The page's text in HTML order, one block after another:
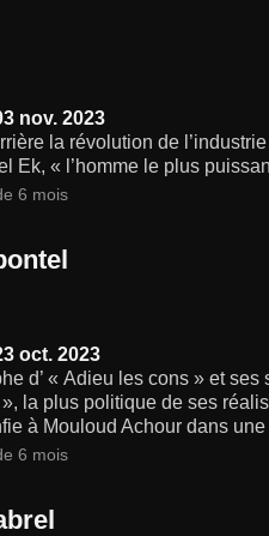
nov. 2023
la révolution de
Ek, « l’homme le plus
6 mois
oct. 2023
d’ « Adieu les cons » et
la plus politique de ses
à Mouloud Achour dans
6 mois